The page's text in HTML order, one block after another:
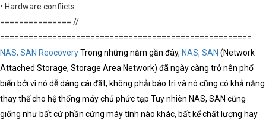
• Hardware conflicts
=============== //
=====================================================
NAS, SAN ReocoveryTrong những năm gần đây, NAS, SAN (Network
Attached Storage, Storage Area Network) đã ngày càng trở nên phổ
biến bởi vì nó dễ dàng cài đặt, không phải bào trì và nó cũng có khả năng
thay thế cho hệ thống máy chủ phức tạp Tuy nhiên NAS, SAN cũng
giống như bất cứ phần cứng máy tính nào khác, bất kể chất lượng hay